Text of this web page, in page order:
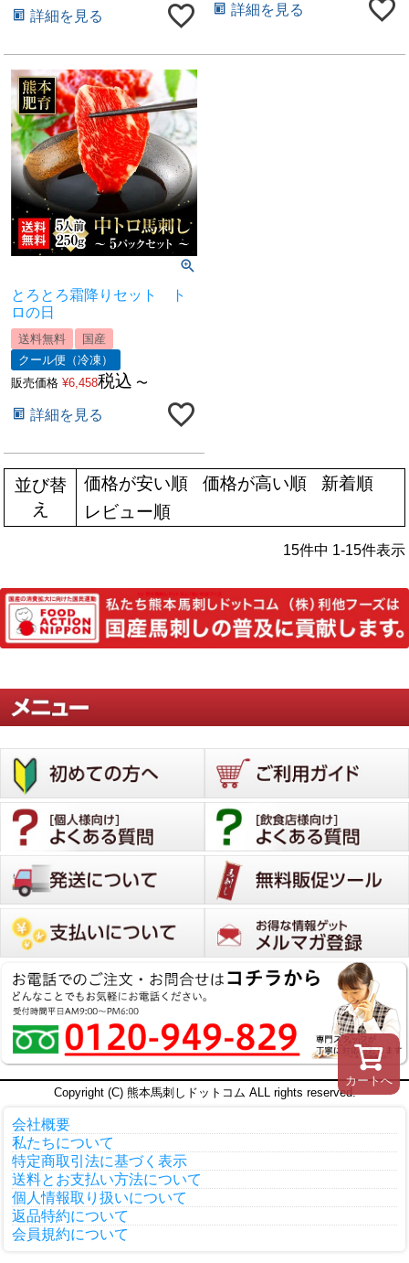
詳細を見る 詳細を見る
とろとろ霜降りセット ト
ロの日
送料無料
国産
クール便（冷凍）
販売価格 ¥6,458税込 〜
詳細を見る
並び替
え
価格が安い順 価格が高い順
新着順
レビュー順
15件中 1-15件表示
カートへ
Copyright (C) 熊本馬刺しドットコム ALL rights reserved.
会社概要
私たちについて
特定商取引法に基づく表示
送料とお支払い方法について
個人情報取り扱いについて
返品特約について
会員規約について